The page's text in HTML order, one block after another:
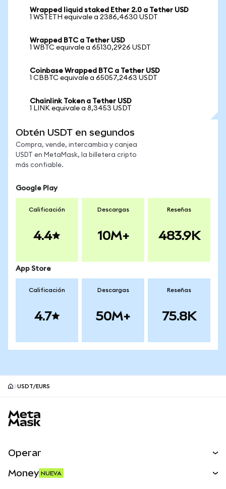
Wrapped liquid staked Ether 2.0 a Tether USD
1 WSTETH equivale a 2386,4630 USDT
Wrapped BTC a Tether USD
1 WBTC equivale a 65130,2926 USDT
Coinbase Wrapped BTC a Tether USD
1 CBBTC equivale a 65057,2463 USDT
Chainlink Token a Tether USD
1 LINK equivale a 8,3453 USDT
Obtén USDT en segundos
Compra, vende, intercambia y canjea
USDT en MetaMask, la billetera cripto
más confiable.
Google Play
Calificación
4.4
Descargas
10M+
Reseñas
483.9K
App Store
Calificación
4.7
Descargas
50M+
Reseñas
75.8K
USDT/EURS
Operar
Money NUEVA